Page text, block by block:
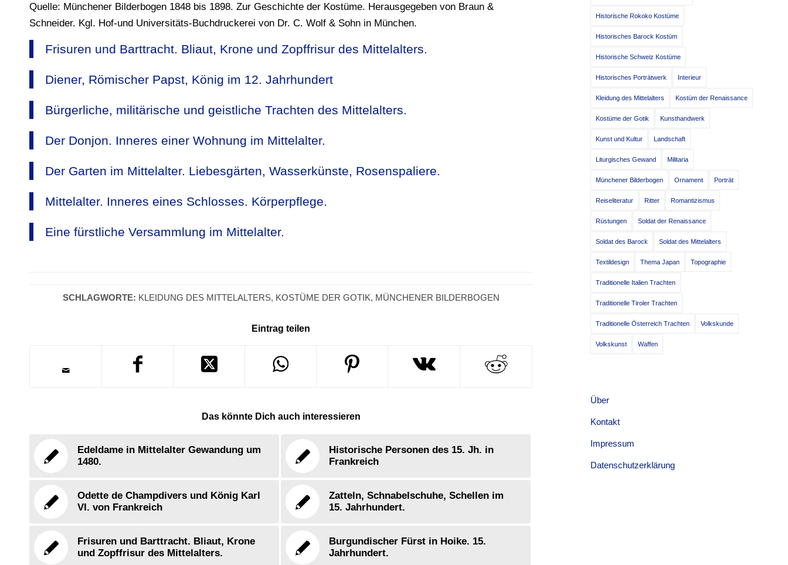
Quelle: Münchener Bilderbogen 1848 bis 1898. Zur Geschichte der Kostüme. Herausgegeben von Braun &
Schneider. Kgl. Hof-und Universitäts-Buchdruckerei von Dr. C. Wolf & Sohn in München.
Frisuren und Barttracht. Bliaut, Krone und Zopffrisur des Mittelalters.
Diener, Römischer Papst, König im 12. Jahrhundert
Bürgerliche, militärische und geistliche Trachten des Mittelalters.
Der Donjon. Inneres einer Wohnung im Mittelalter.
Der Garten im Mittelalter. Liebesgärten, Wasserkünste, Rosenspaliere.
Mittelalter. Inneres eines Schlosses. Körperpflege.
Eine fürstliche Versammlung im Mittelalter.
SCHLAGWORTE: KLEIDUNG DES MITTELALTERS, KOSTÜME DER GOTIK, MÜNCHENER BILDERBOGEN
Eintrag teilen
Das könnte Dich auch interessieren
Edeldame in Mittelalter Gewandung um
1480.
Historische Personen des 15. Jh. in
Frankreich
Odette de Champdivers und König Karl
VI. von Frankreich
Zatteln, Schnabelschuhe, Schellen im
15. Jahrhundert.
Frisuren und Barttracht. Bliaut, Krone
und Zopffrisur des Mittelalters.
Burgundischer Fürst in Hoike. 15.
Jahrhundert.
Historische Rokoko Kostüme
Historisches Barock Kostüm
Historische Schweiz Kostüme
Historisches Porträtwerk Interieur
Kleidung des Mittelalters Kostüm der Renaissance
Kostüme der Gotik Kunsthandwerk
Kunst und Kultur Landschaft
Liturgisches Gewand Militaria
Münchener Bilderbogen Ornament Porträt
Reiseliteratur Ritter Romantizismus
Rüstungen Soldat der Renaissance
Soldat des Barock Soldat des Mittelalters
Textildesign Thema Japan Topographie
Traditionelle Italien Trachten
Traditionelle Tiroler Trachten
Traditionelle Österreich Trachten Volkskunde
Volkskunst Waffen
Über
Kontakt
Impressum
Datenschutzerklärung